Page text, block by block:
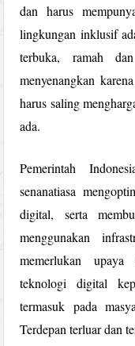
dan harus
lingkungan inklusif
terbuka, ramah
menyenangkan
harus saling
ada.
Pemerintah
senanatiasa
digital, serta
menggunakan
memerlukan
teknologi digital
termasuk pada
Terdepan terluar dan